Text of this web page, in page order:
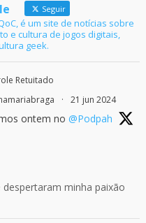
Seguir
é um site de notícias sobre
e cultura de jogos digitais,
geek.
Retuitado
· 21 jun 2024
ontem no @Podpah
minha paixão